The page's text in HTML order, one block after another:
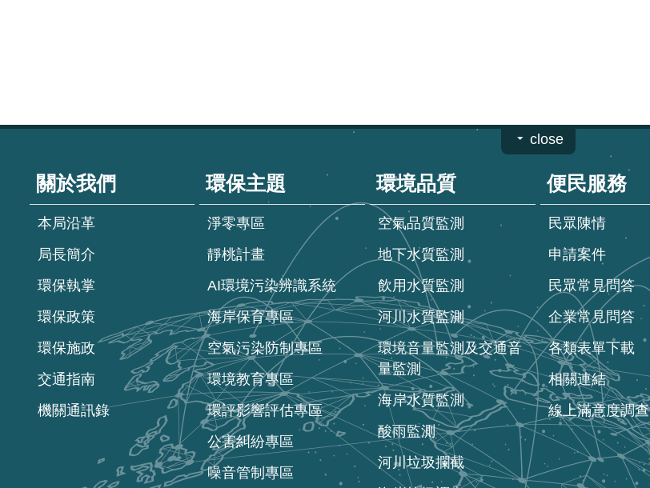
close
關於我們
本局沿革
局長簡介
環保執掌
環保政策
環保施政
交通指南
機關通訊錄
環保主題
淨零專區
靜桃計畫
AI環境污染辨識系統
海岸保育專區
空氣污染防制專區
環境教育專區
環評影響評估專區
公害糾紛專區
噪音管制專區
環境品質
空氣品質監測
地下水質監測
飲用水質監測
河川水質監測
環境音量監測及交通音
量監測
海岸水質監測
酸雨監測
河川垃圾攔截
便民服務
民眾陳情
申請案件
民眾常見問答
企業常見問答
各類表單下載
相關連結
線上滿意度調查